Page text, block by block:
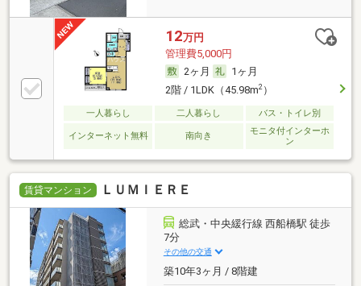
12万円
管理費5,000円
2ヶ月
1ヶ月
2階 / 1LDK（45.98m2）
一人暮らし 二人暮らし バス・トイレ別
インターネット無料 南向き
モニタ付インターホ
ン
賃貸マンション ＬＵＭＩＥＲＥ
総武・中央緩行線 西船橋駅 徒歩
7分
その他の交通
築10年3ヶ月 / 8階建